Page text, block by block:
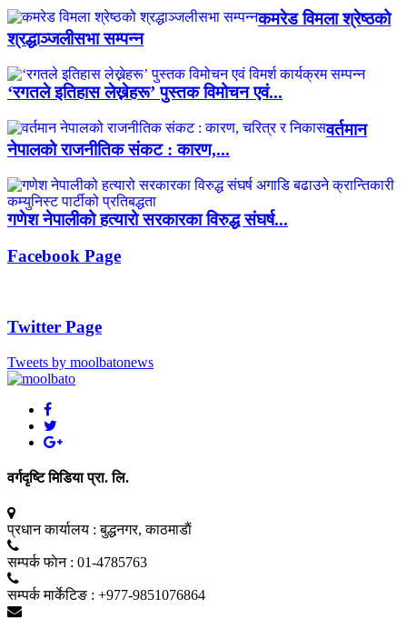
कमरेड विमला श्रेष्ठको
श्रद्धाञ्जलीसभा सम्पन्न
‘रगतले इतिहास लेख्नेहरू’ पुस्तक विमोचन एवं...
वर्तमान
नेपालको राजनीतिक संकट : कारण,...
गणेश नेपालीको हत्यारो सरकारका विरुद्ध संघर्ष...
Facebook Page
Twitter Page
Tweets by moolbatonews
वर्गदृष्टि मिडिया प्रा. लि.
प्रधान कार्यालय : बुद्धनगर, काठमाडाैं
सम्पर्क फाेन : 01-4785763
सम्पर्क मार्केटिङ : +977-9851076864